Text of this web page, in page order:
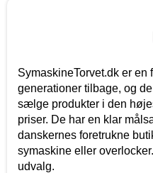
SymaskineTorvet.dk er
generationer tilbage, og
sælge produkter i den
priser. De har en klar
danskernes foretrukne
symaskine eller
udvalg.